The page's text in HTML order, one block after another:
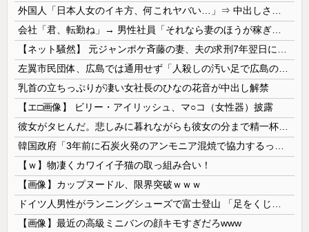
乳首の立ちっぷりが凄い女社長のひなの花音が中出し解禁
【エ□画像】 ビリー・アイリッシュ、マ○コ（女性器）披露
【ｗ】物凄くカワイイ子猫の取っ組み合い！
【画像】カップヌードル、限界突破ｗｗｗ
【画像】最近の高級ミニバンの顔キモすぎだろwww